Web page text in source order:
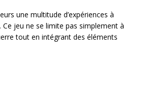
une multitude d’expériences à
jeu ne se limite pas simplement à
tout en intégrant des éléments